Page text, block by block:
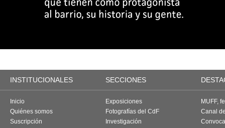
INSTITUCIONALES SECCIONES
Inicio
Quiénes somos
Suscripción
Exposiciones
Fotografías del CdF
Investigación
MUFF,
Canal